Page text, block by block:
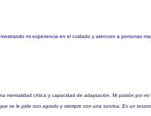
mi experiencia en el cuidado y atencion a personas
mentalidad crítica y capacidad de adaptación. Mi pasión por mi
se le pide con agrado y siempre con una sonrisa. Es un